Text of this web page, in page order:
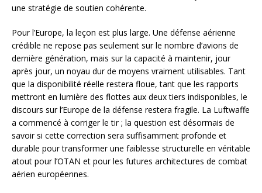
une stratégie de soutien cohérente.
Pour l’Europe, la leçon est plus large. Une défense aérienne
crédible ne repose pas seulement sur le nombre d’avions de
dernière génération, mais sur la capacité à maintenir, jour
après jour, un noyau dur de moyens vraiment utilisables. Tant
que la disponibilité réelle restera floue, tant que les rapports
mettront en lumière des flottes aux deux tiers indisponibles, le
discours sur l’Europe de la défense restera fragile. La Luftwaffe
a commencé à corriger le tir ; la question est désormais de
savoir si cette correction sera suffisamment profonde et
durable pour transformer une faiblesse structurelle en véritable
atout pour l’OTAN et pour les futures architectures de combat
aérien européennes.